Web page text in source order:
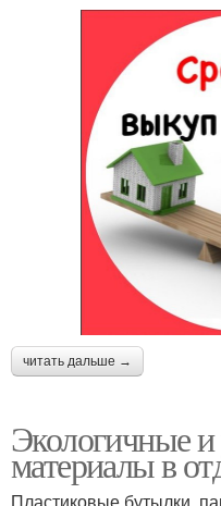
читать дальше →
Экологичные
материалы в
Пластиковые бутылки,